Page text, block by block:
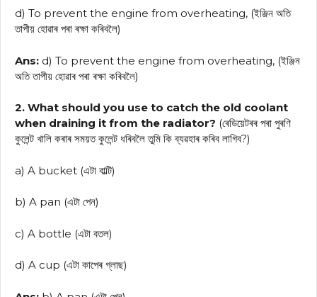
d) To prevent the engine from overheating, (ইঞ্জিন অতি
তাপীয় হোৱাৰ পৰা ৰক্ষা কৰিবলৈ)
Ans: d) To prevent the engine from overheating, (ইঞ্জিন
অতি তাপীয় হোৱাৰ পৰা ৰক্ষা কৰিবলৈ)
2. What should you use to catch the old coolant
when draining it from the radiator? (ৰেডিয়েটৰৰ পৰা পুৰণি
কুলেন্ট খালি কৰাৰ সময়ত কুলেন্ট ধৰিবলৈ তুমি কি ব্যৱহাৰ কৰিব লাগিব?)
a) A bucket (এটা বাল্টি)
b) A pan (এটা পেন)
c) A bottle (এটা বতল)
d) A cup (এটা কাপেৰ গ্লাছ)